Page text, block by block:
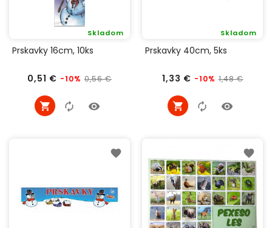
Prskavky 16cm, 10ks
0,51 € Bežná
-10% 0,56 €
Skladom
Cena
Prskavky 40cm, 5ks
1,33 € Bežná
-10% 1,48 €
Skladom
Cena